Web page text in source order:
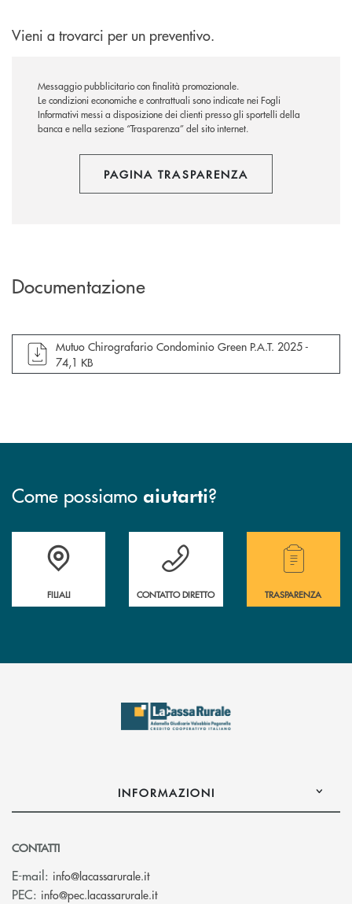
Vieni a trovarci per un preventivo.
Messaggio pubblicitario con finalità promozionale.
Le condizioni economiche e contrattuali sono indicate nei Fogli
Informativi messi a disposizione dei clienti presso gli sportelli della
banca e nella sezione “Trasparenza” del sito internet.
PAGINA TRASPARENZA
Documentazione
apre documento in una nuova finestra
Mutuo Chirografario Condominio Green P.A.T. 2025 -
74,1 KB
Come possiamo aiutarti?
Trova la filiale più vicina a te
FILIALI
Hai bisogno di assistenza immediata?
CONTATTO DIRETTO
Hai bisogno di
TRASPARENZA
INFORMAZIONI
CONTATTI
E-mail: info@lacassarurale.it(si apre l’app di posta elettronica)
PEC: info@pec.lacassarurale.it(si apre l’app di posta elettronica)